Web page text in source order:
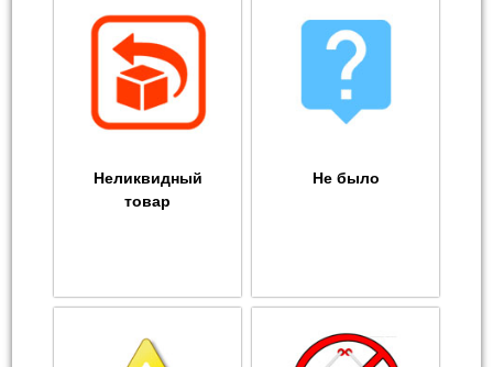
Неликвидный
товар
Не было